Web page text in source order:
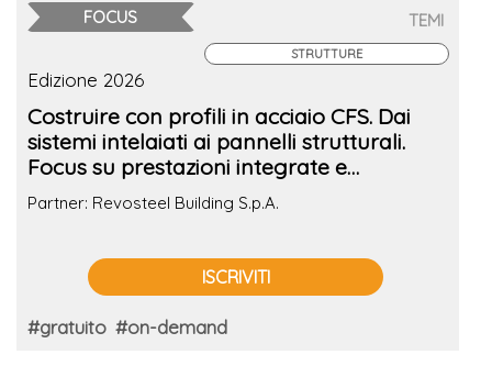
FOCUS TEMI
STRUTTURE
Edizione 2026
Costruire con profili in acciaio CFS. Dai
sistemi intelaiati ai pannelli strutturali.
Focus su prestazioni integrate e
sostenibilità
Partner: Revosteel Building S.p.A.
ISCRIVITI
#gratuito #on-demand